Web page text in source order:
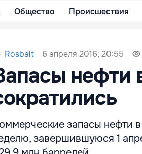
Общество Происшествия
Rosbalt 6 апреля 2016, 20:55
запасы нефти
завершившуюся 1